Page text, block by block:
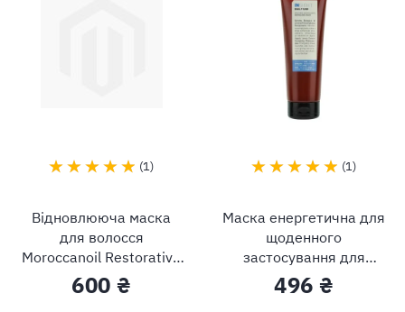
1
Відновлююча маска
для волосся
Moroccanoil Restorative
Hair Mask
600 ₴
1
Маска енергетична для
щоденного
застосування для
волосся Insight
Energizing Mask
496 ₴